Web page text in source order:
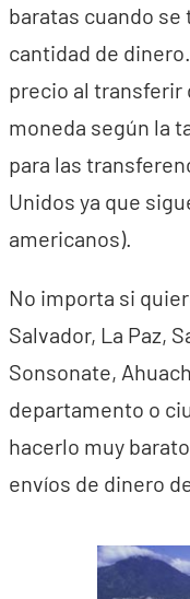
baratas cuando
cantidad de
precio al transferir
moneda según la
para las
Unidos ya que
americanos).
No importa si
Salvador, La Paz,
Sonsonate,
departamento o
hacerlo muy
envíos de dinero